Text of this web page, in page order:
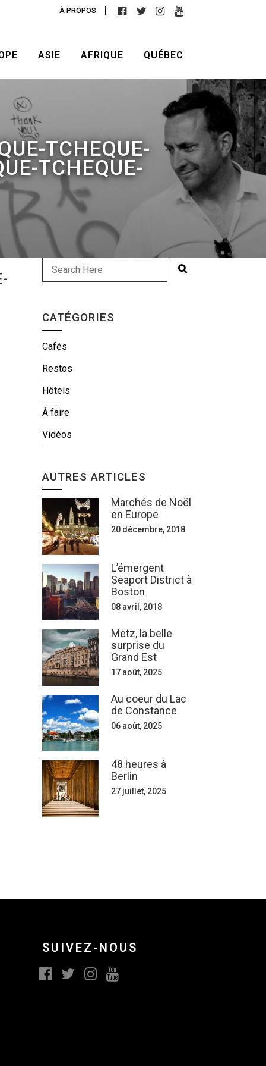
À PROPOS
ASIE AFRIQUE QUÉBEC
TCHEQUE-
TCHEQUE-
CATÉGORIES
Cafés
Restos
Hôtels
À faire
Vidéos
AUTRES ARTICLES
Marchés de Noël
en Europe
20 décembre, 2018
L’émergent
Seaport District à
Boston
08 avril, 2018
Metz, la belle
surprise du
Grand Est
17 août, 2025
Au coeur du Lac
de Constance
06 août, 2025
48 heures à
Berlin
27 juillet, 2025
SUIVEZ-NOUS